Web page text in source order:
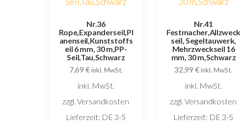
Nr.36
Rope,Expanderseil,Pl
anenseil,Kunststoffs
eil 6 mm, 30 m,PP-
Seil,Tau,Schwarz
7,69 €inkl. MwSt.
inkl. MwSt.
zzgl. Versandkosten
Lieferzeit: DE 3-5
Nr.41
Festmacher,Allzweck
seil, Segeltauwerk,
Mehrzweckseil 16
mm, 30 m,Schwarz
32,99€ inkl. MwSt.
inkl. MwSt.
zzgl. Versandkosten
Lieferzeit: DE 3-5